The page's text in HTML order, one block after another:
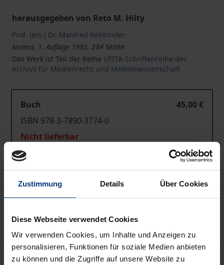
Zustimmung Details Über Cookies
Diese Webseite verwendet Cookies
Wir verwenden Cookies, um Inhalte und Anzeigen zu
personalisieren, Funktionen für soziale Medien anbieten
zu können und die Zugriffe auf unsere Website zu
herausgegeben von Reto M. Hilty
Prof. (em.) Dr. Manfred Rehbinder
Nomos, 1. Auflage 1995, 284 Seiten
Das Werk ist Teil der Reihe UFITA-Schriftenreihe des
Archivs für Medienrecht und Medienwissenschaft
Buch
45,00 €
ISBN 978-3-7890-3774-0
Nicht lieferbar
Zur Wunschliste hinzufügen
Beschreibung